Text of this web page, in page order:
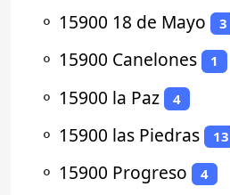
⚬ 15900 18 de Mayo 3
⚬ 15900 Canelones 1
⚬ 15900 la Paz 4
⚬ 15900 las Piedras 13
⚬ 15900 Progreso 4